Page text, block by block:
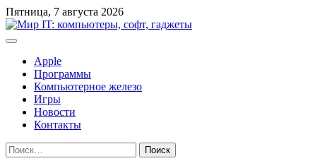
Перейти
к
содержимому
Пятница, 7 августа 2026
Apple
Программы
Компьютерное железо
Игры
Новости
Контакты
Найти: